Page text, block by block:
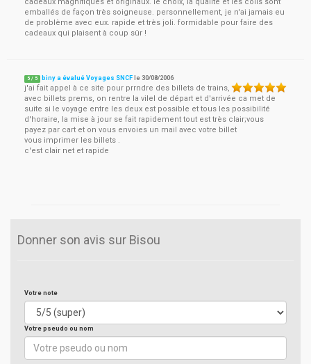
emballés de façon très soigneuse. personnellement, je n'ai jamais eu
de problème avec eux. rapide et très joli. formidable pour faire des
cadeaux qui plaisent à coup sûr !
5 / 5 biny a évalué Voyages SNCF le30/08/2006
j'ai fait appel à ce site pour prrndre des billets de trains,
avec billets prems, on rentre la vilel de départ et d'arrivée ca met de
suite si le voyage entre les deux est possible et tous les possibilité
d'horaire, la mise à jour se fait rapidement tout est très clair;vous
payez par cart et on vous envoies un mail avec votre billet
vous imprimer les billets .
c'est clair net et rapide
Donner son avis sur Bisou
Votre note
Votre pseudo ou nom